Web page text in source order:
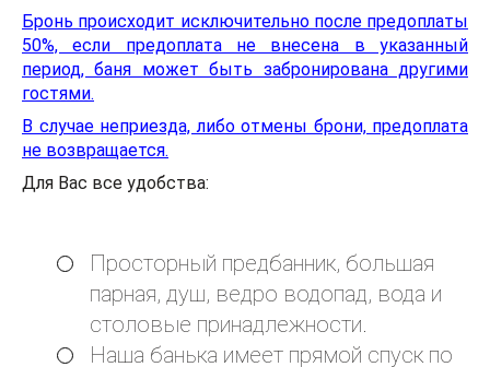
Бронь происходит исключительно после предоплаты
50%, если предоплата не внесена в указанный
период, баня может быть забронирована другими
гостями.
В случае неприезда, либо отмены брони, предоплата
не возвращается.
Для Вас все удобства:
Просторный предбанник, большая
парная, душ, ведро водопад, вода и
столовые принадлежности.
Наша банька имеет прямой спуск по